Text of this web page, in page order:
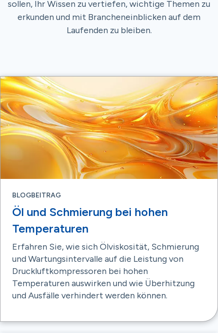
sollen, Ihr Wissen zu vertiefen, wichtige Themen zu
erkunden und mit Brancheneinblicken auf dem
Laufenden zu bleiben.
BLOGBEITRAG
Öl und Schmierung bei hohen
Temperaturen
Erfahren Sie, wie sich Ölviskosität, Schmierung
und Wartungsintervalle auf die Leistung von
Druckluftkompressoren bei hohen
Temperaturen auswirken und wie Überhitzung
und Ausfälle verhindert werden können.